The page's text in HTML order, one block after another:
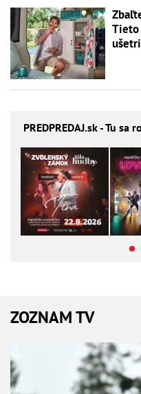
Tieto
PREDPREDAJ.sk - Tu sa
ZOZNAM TV